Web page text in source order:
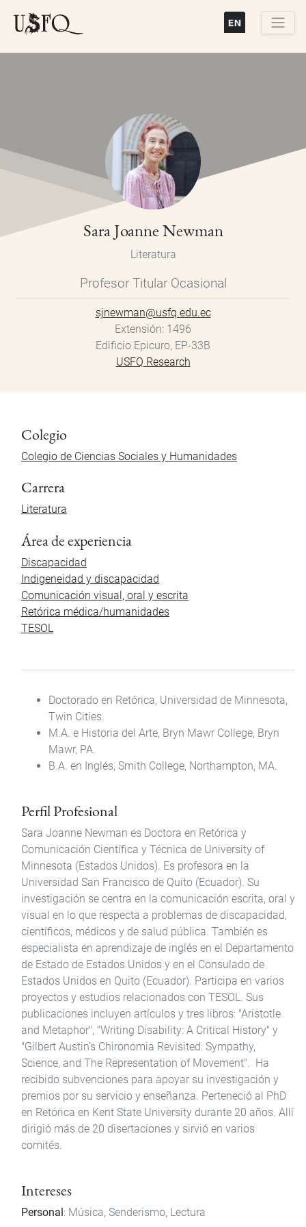
Sara Joanne Newman
Literatura
Profesor Titular Ocasional
sjnewman@usfq.edu.ec
Extensión 1496
Edificio Epicuro, EP-33B
USFQ Research
Colegio
Colegio de Ciencias Sociales y Humanidades
Carrera
Literatura
Área de experiencia
Discapacidad
Indigeneidad y discapacidad
Comunicación visual, oral y escrita
Retórica médica/humanidades
TESOL
Doctorado en Retórica, Universidad de Minnesota,
Twin Cities.
M.A. e Historia del Arte, Bryn Mawr College, Bryn
Mawr, PA.
B.A. en Inglés, Smith College, Northampton, MA.
Perfil Profesional
Sara Joanne Newman es Doctora en Retórica y
Comunicación Científica y Técnica de University of
Minnesota (Estados Unidos). Es profesora en la
Universidad San Francisco de Quito (Ecuador). Su
investigación se centra en la comunicación escrita, oral y
visual en lo que respecta a problemas de discapacidad,
científicos, médicos y de salud pública. También es
especialista en aprendizaje de inglés en el Departamento
de Estado de Estados Unidos y en el Consulado de
Estados Unidos en Quito (Ecuador). Participa en varios
proyectos y estudios relacionados con TESOL. Sus
publicaciones incluyen artículos y tres libros: "Aristotle
and Metaphor", "Writing Disability: A Critical History" y
"Gilbert Austin’s Chironomia Revisited: Sympathy,
Science, and The Representation of Movement". Ha
recibido subvenciones para apoyar su investigación y
premios por su servicio y enseñanza. Perteneció al PhD
en Retórica en Kent State University durante 20 años. Allí
dirigió más de 20 disertaciones y sirvió en varios
comités.
Intereses
Personal: Música, Senderismo, Lectura